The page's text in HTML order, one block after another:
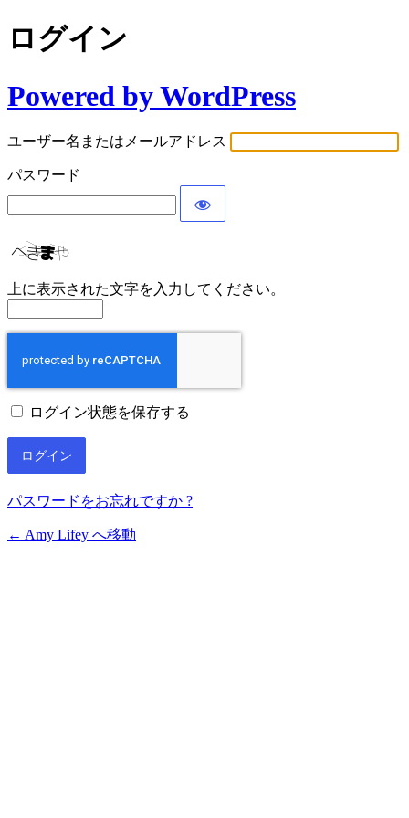
ログイン
Powered by WordPress
ユーザー名またはメールアドレス
パスワード
上に表示された文字を入力してください。
ログイン状態を保存する
パスワードをお忘れですか ?
← Amy Lifey へ移動